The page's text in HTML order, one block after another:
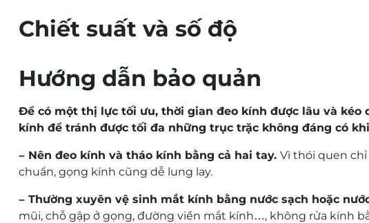
Chiết suất và số độ
Hướng dẫn bảo quản
Để có một thị lực tối ưu, thời gian đeo kính được lâu và
kính để tránh được tối đa những trục trặc không đáng có
– Nên đeo kính và tháo kính bằng cả hai tay. Vì thói quen
chuẩn, gọng kính cũng dễ lung lay.
– Thường xuyên vệ sinh mắt kính bằng nước sạch hoặc
mũi, chỗ gập ở gọng, đường viền mắt kính…, không rửa kính